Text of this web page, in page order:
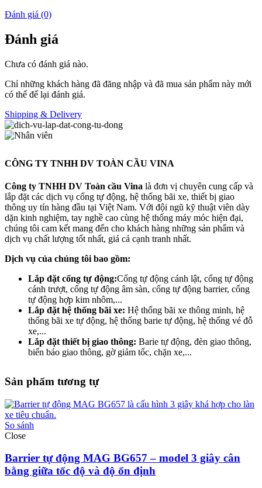
Đánh giá (0)
Đánh giá
Chưa có đánh giá nào.
Chỉ những khách hàng đã đăng nhập và đã mua sản phẩm này mới
có thể để lại đánh giá.
Shipping & Delivery
CÔNG TY TNHH DV TOÀN CẦU VINA
Công ty TNHH DV Toàn cầu Vina là đơn vị chuyên cung cấp và
lắp đặt các dịch vụ cổng tự động, hệ thống bãi xe, thiết bị giao
thông uy tín hàng đầu tại Việt Nam. Với đội ngũ kỹ thuật viên dày
dặn kinh nghiệm, tay nghề cao cùng hệ thống máy móc hiện đại,
chúng tôi cam kết mang đến cho khách hàng những sản phẩm và
dịch vụ chất lượng tốt nhất, giá cả cạnh tranh nhất.
Dịch vụ của chúng tôi bao gồm:
Lắp đặt cổng tự động:Cổng tự động cánh lật, cổng tự động
cánh trượt, cổng tự động âm sàn, cổng tự động barrier, cổng
tự động hợp kim nhôm,...
Lắp đặt hệ thống bãi xe: Hệ thống bãi xe thông minh, hệ
thống bãi xe tự động, hệ thống barie tự động, hệ thống vé đỗ
xe,...
Lắp đặt thiết bị giao thông: Barie tự động, đèn giao thông,
biển báo giao thông, gờ giảm tốc, chặn xe,...
Sản phẩm tương tự
So sánh
Close
Barrier tự động MAG BG657 – model 3 giây cân
bằng giữa tốc độ và độ ổn định